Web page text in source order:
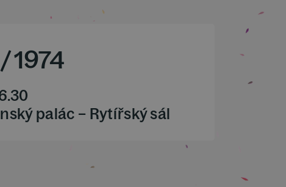
/1974
palác – Rytířský sál